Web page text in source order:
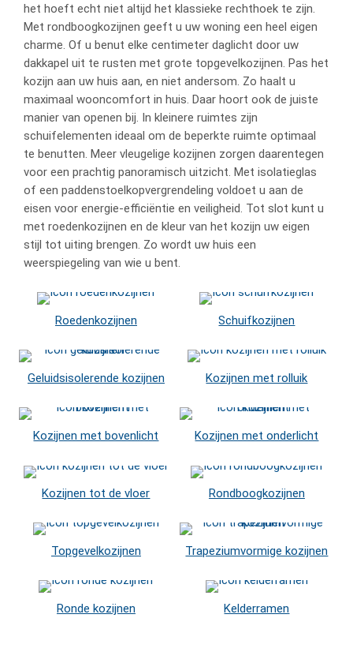
het hoeft echt niet altijd het klassieke rechthoek te zijn.
Met rondboogkozijnen geeft u uw woning een heel eigen
charme. Of u benut elke centimeter daglicht door uw
dakkapel uit te rusten met grote topgevelkozijnen. Pas het
kozijn aan uw huis aan, en niet andersom. Zo haalt u
maximaal wooncomfort in huis. Daar hoort ook de juiste
manier van openen bij. In kleinere ruimtes zijn
schuifelementen ideaal om de beperkte ruimte optimaal
te benutten. Meer vleugelige kozijnen zorgen daarentegen
voor een prachtig panoramisch uitzicht. Met isolatieglas
of een paddenstoelkopvergrendeling voldoet u aan de
eisen voor energie-efficiëntie en veiligheid. Tot slot kunt u
met roedenkozijnen en de kleur van het kozijn uw eigen
stijl tot uiting brengen. Zo wordt uw huis een
weerspiegeling van wie u bent.
Roedenkozijnen Schuifkozijnen
Geluidsisolerende kozijnen Kozijnen met rolluik
Kozijnen met bovenlicht Kozijnen met onderlicht
Kozijnen tot de vloer Rondboogkozijnen
Topgevelkozijnen Trapeziumvormige kozijnen
Ronde kozijnen Kelderramen